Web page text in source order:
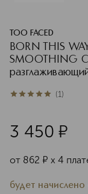
TOO FACED
BORN THIS
SMOOTHING
5из 51 (1)
3 450 ¤
от 862 ¤ х 4
будет начислено